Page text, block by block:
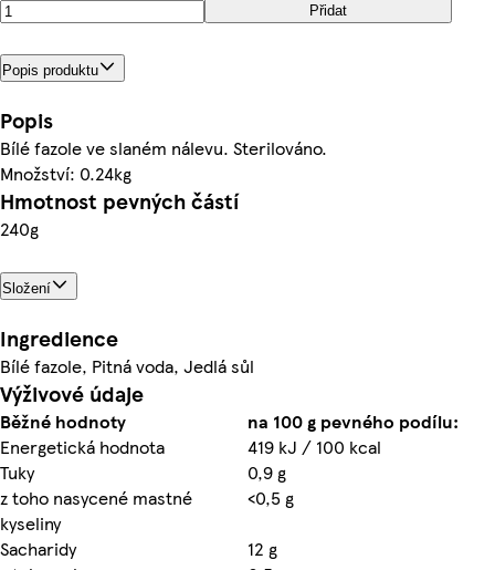
Přidat
Popis produktu
Popis
Bílé fazole ve slaném nálevu. Sterilováno.
Množství: 0.24kg
Hmotnost pevných částí
240g
Složení
Ingredience
Bílé fazole, Pitná voda, Jedlá sůl
Výživové údaje
Běžné hodnoty
na 100 g pevného podílu:
Energetická hodnota
419 kJ / 100 kcal
Tuky
0,9 g
z toho nasycené mastné
kyseliny
<0,5 g
Sacharidy
12 g